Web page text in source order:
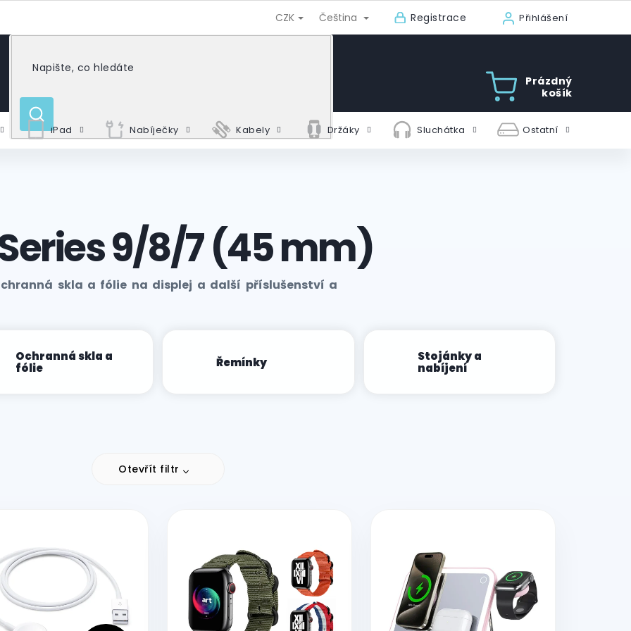
CZK Čeština Registrace Přihlášení
HLEDAT
Prázdný
košík
iPad Nabíječky Kabely Držáky Sluchátka Ostatní
9/8/7 (45 mm)
skla a fólie na displej a další příslušenství a
Ochranná skla a
fólie
Řemínky
Stojánky a
nabíjení
Otevřít filtr